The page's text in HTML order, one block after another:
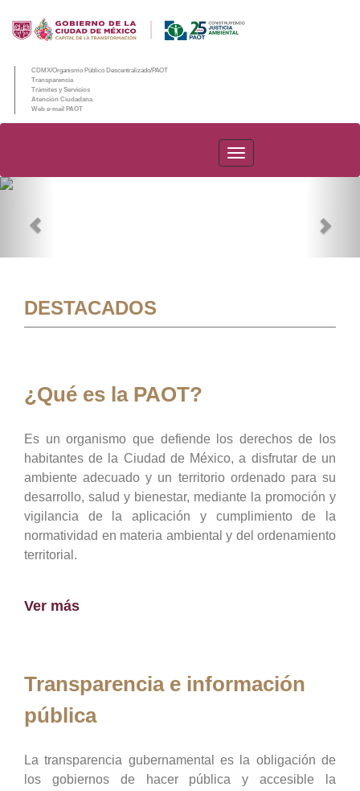
CDMX/Organismo Público Descentralizado/PAOT
Transparencia
Trámites y Servicios
Atención Ciudadana
Web e-mail PAOT
PAOT
DESTACADOS
¿Qué es la PAOT?
Es un organismo que defiende los derechos de los
habitantes de la Ciudad de México, a disfrutar de un
ambiente adecuado y un territorio ordenado para su
desarrollo, salud y bienestar, mediante la promoción y
vigilancia de la aplicación y cumplimiento de la
normatividad en materia ambiental y del ordenamiento
territorial.
Ver más
Transparencia e información
pública
La transparencia gubernamental es la obligación de
los gobiernos de hacer pública y accesible la